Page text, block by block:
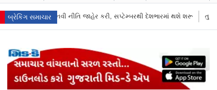
બ્રેકિંગ સમાચાર
સપ્ટેમ્બરથી દેશભારમાં થશે શરૂ તુકારામ મુંઢે On Fire: "સરકારી નિયમો